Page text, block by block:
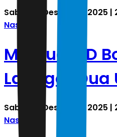
Sabtu, 13 Desember 2025 |
Nasional
Mahfud MD
Langgar Dua
Sabtu, 13 Desember 2025 |
Nasional